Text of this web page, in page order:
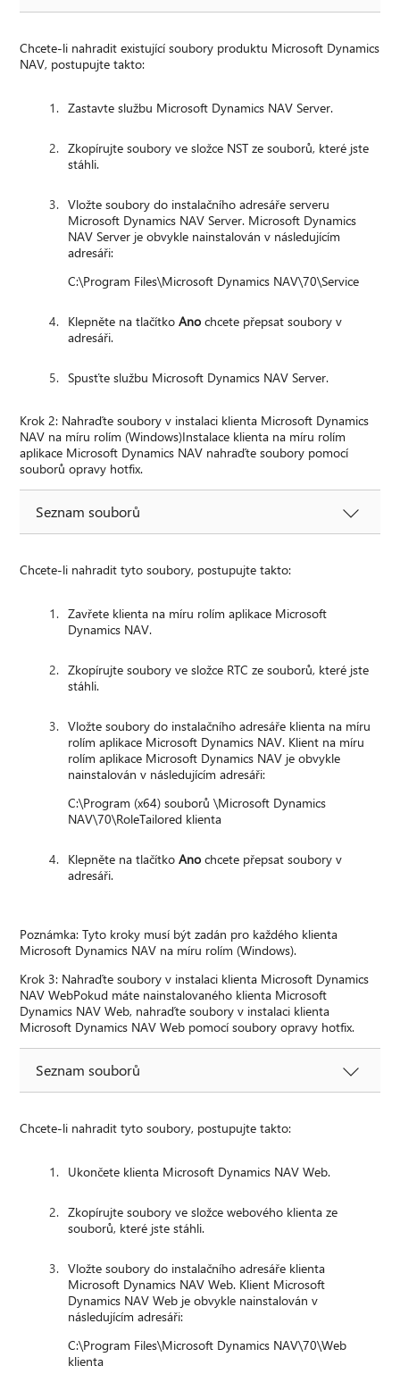
Chcete-li nahradit existující soubory produktu Microsoft Dynamics
NAV, postupujte takto:
Zastavte službu Microsoft Dynamics NAV Server.
Zkopírujte soubory ve složce NST ze souborů, které jste
stáhli.
Vložte soubory do instalačního adresáře serveru
Microsoft Dynamics NAV Server. Microsoft Dynamics
NAV Server je obvykle nainstalován v následujícím
adresáři:
C:\Program Files\Microsoft Dynamics NAV\70\Service
Klepněte na tlačítkoAno chcete přepsat soubory v
adresáři.
Spusťte službu Microsoft Dynamics NAV Server.
Krok 2: Nahraďte soubory v instalaci klienta Microsoft Dynamics
NAV na míru rolím (Windows)Instalace klienta na míru rolím
aplikace Microsoft Dynamics NAV nahraďte soubory pomocí
souborů opravy hotfix.
Seznam souborů
Chcete-li nahradit tyto soubory, postupujte takto:
Zavřete klienta na míru rolím aplikace Microsoft
Dynamics NAV.
Zkopírujte soubory ve složce RTC ze souborů, které jste
stáhli.
Vložte soubory do instalačního adresáře klienta na míru
rolím aplikace Microsoft Dynamics NAV. Klient na míru
rolím aplikace Microsoft Dynamics NAV je obvykle
nainstalován v následujícím adresáři:
C:\Program (x64) souborů \Microsoft Dynamics
NAV\70\RoleTailored klienta
Klepněte na tlačítkoAno chcete přepsat soubory v
adresáři.
Poznámka: Tyto kroky musí být zadán pro každého klienta
Microsoft Dynamics NAV na míru rolím (Windows).
Krok 3: Nahraďte soubory v instalaci klienta Microsoft Dynamics
NAV WebPokud máte nainstalovaného klienta Microsoft
Dynamics NAV Web, nahraďte soubory v instalaci klienta
Microsoft Dynamics NAV Web pomocí soubory opravy hotfix.
Seznam souborů
Chcete-li nahradit tyto soubory, postupujte takto:
Ukončete klienta Microsoft Dynamics NAV Web.
Zkopírujte soubory ve složce webového klienta ze
souborů, které jste stáhli.
Vložte soubory do instalačního adresáře klienta
Microsoft Dynamics NAV Web. Klient Microsoft
Dynamics NAV Web je obvykle nainstalován v
následujícím adresáři:
C:\Program Files\Microsoft Dynamics NAV\70\Web
klienta